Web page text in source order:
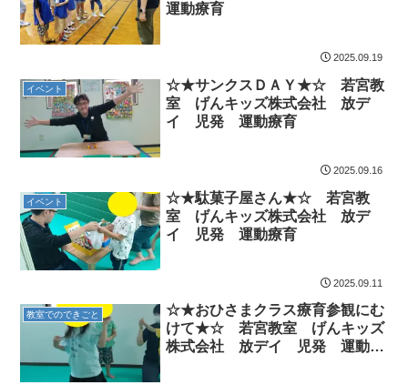
運動療育
2025.09.19
イベント
☆★サンクスＤＡＹ★☆ 若宮教
室 げんキッズ株式会社 放デ
イ 児発 運動療育
2025.09.16
イベント
☆★駄菓子屋さん★☆ 若宮教
室 げんキッズ株式会社 放デ
イ 児発 運動療育
2025.09.11
教室でのできごと
☆★おひさまクラス療育参観にむ
けて★☆ 若宮教室 げんキッズ
株式会社 放デイ 児発 運動療